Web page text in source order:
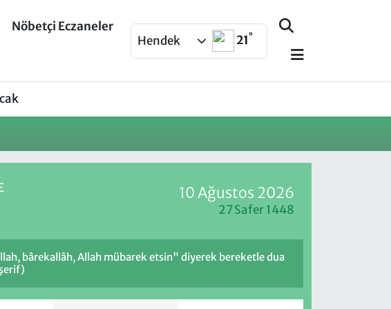
Nöbetçi Eczaneler
Hendek 21°
10 Ağustos 2026
27 Safer 1448
bârekallâh, Allah mübarek etsin" diyerek bereketle dua